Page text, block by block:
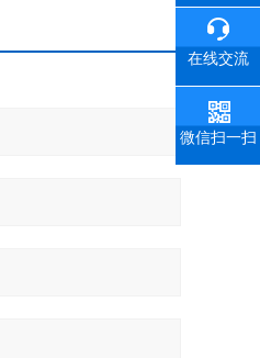
在线交流
微信扫一扫